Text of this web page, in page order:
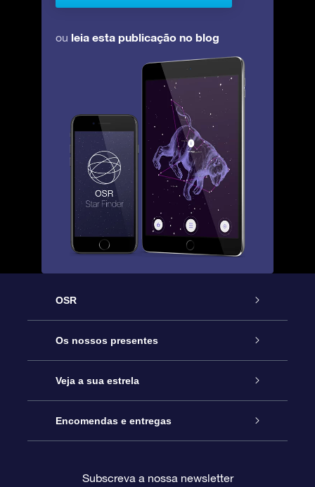
ou leia esta publicação no blog
OSR
Serviço
Contactos
O Blog
Os nossos presentes
Prenda Star Online
Pacote Prenda OSR
Veja a sua estrela
Registo de Estrela
Encomendas e entregas
Subscreva a nossa newsletter